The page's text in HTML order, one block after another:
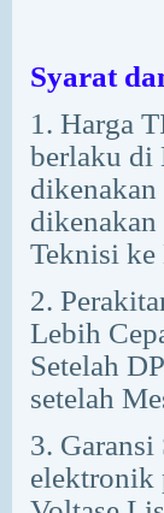
Syarat
1. Harga
berlaku di
Teknisi
2.
Lebih
Setelah
setelah
3.
elektronik